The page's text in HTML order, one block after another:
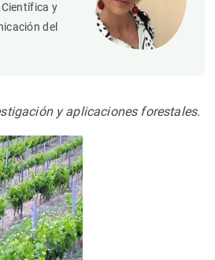
y
del
y aplicaciones forestales.